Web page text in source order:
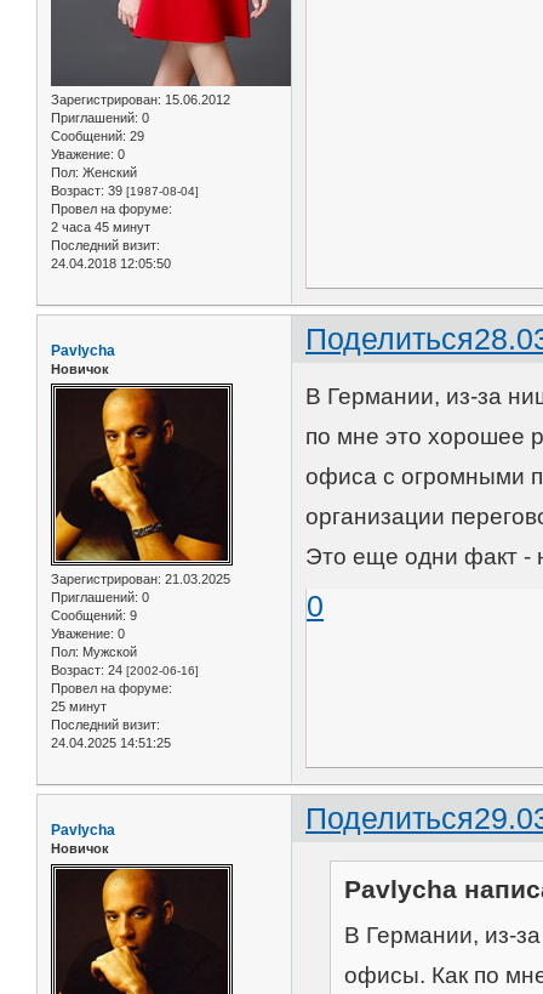
Зарегистрирован: 15.06.2012
Приглашений: 0
Сообщений: 29
Уважение: 0
Пол: Женский
Возраст: 39 [1987-08-04]
Провел на форуме:
2 часа 45 минут
Последний визит:
24.04.2018 12:05:50
Поделиться
Pavlycha
Новичок
Зарегистрирован: 21.03.2025
Приглашений: 0
Сообщений: 9
Уважение: 0
Пол: Мужской
Возраст: 24 [2002-06-16]
Провел на форуме:
25 минут
Последний визит:
24.04.2025 14:51:25
В Германии, из-за
по мне это хорошее
офиса с огромными
организации
Это еще одни факт -
0
Поделиться
Pavlycha
Новичок
Pavlycha
В Германии, из-
офисы. Как по